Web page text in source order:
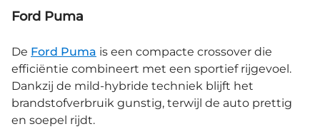
Ford Puma
De Ford Puma is een compacte crossover die
efficiëntie combineert met een sportief rijgevoel.
Dankzij de mild-hybride techniek blijft het
brandstofverbruik gunstig, terwijl de auto prettig
en soepel rijdt.